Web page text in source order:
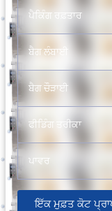
ਪੈਕਿੰਗ ਰਫ਼ਤਾਰ
ਬੈਗ ਲੰਬਾਈ
ਬੈਗ ਚੌੜਾਈ
ਫੀਡਿੰਗ ਤਰੀਕਾ
ਪਾਵਰ
ਇੱਕ ਮੁਫ਼ਤ ਕੋਟ